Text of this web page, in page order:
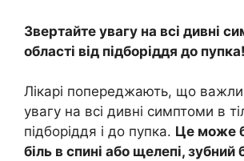
Звертайте увагу на всі дивні
області від підборіддя до пупка!
Лікарі попереджають, що
увагу на всі дивні симптоми в
підборіддя і до пупка. Це може
біль в спині або щелепі, зубний